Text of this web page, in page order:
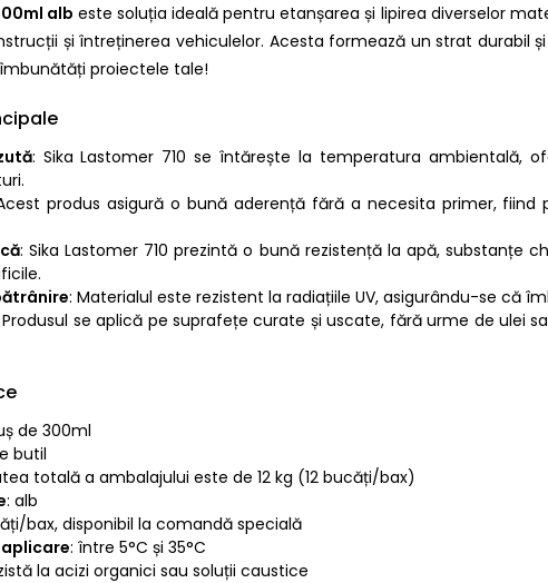
alb este soluția ideală pentru etanșarea și lipirea diverselor
și întreținerea vehiculelor. Acesta formează un strat durabil
proiectele tale!
: Sika Lastomer 710 se întărește la temperatura ambientală,
produs asigură o bună aderență fără a necesita primer,
: Sika Lastomer 710 prezintă o bună rezistență la apă,
: Materialul este rezistent la radiațiile UV, asigurându-se că
Produsul se aplică pe suprafețe curate și uscate, fără urme de ulei
de 300ml
butil
totală a ambalajului este de 12 kg (12 bucăți/bax)
: alb
bax, disponibil la comandă specială
: între 5°C și 35°C
la acizi organici sau soluții caustice